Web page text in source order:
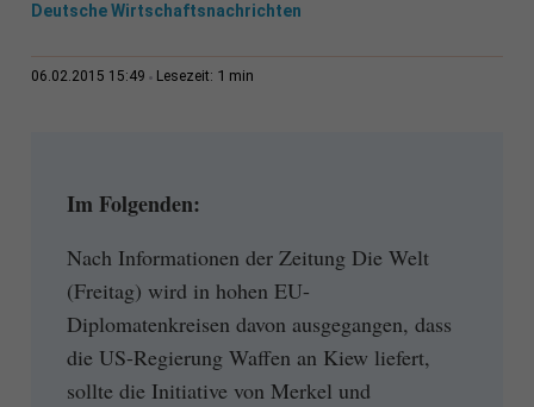
Deutsche Wirtschaftsnachrichten
06.02.2015 15:49 Lesezeit: 1 min
Im Folgenden:
Nach Informationen der Zeitung Die Welt
(Freitag) wird in hohen EU-
Diplomatenkreisen davon ausgegangen, dass
die US-Regierung Waffen an Kiew liefert,
sollte die Initiative von Merkel und